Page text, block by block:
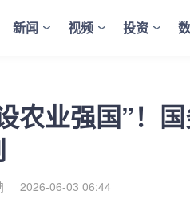
新闻 视频 投资
农业强国”！
2026-06-03 06:44